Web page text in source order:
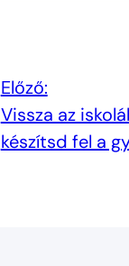
Előző:
Vissza az
készítsd fel a